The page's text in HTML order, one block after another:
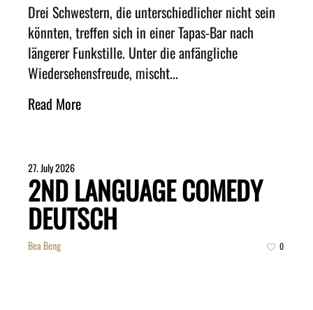
Drei Schwestern, die unterschiedlicher nicht sein
könnten, treffen sich in einer Tapas-Bar nach
längerer Funkstille. Unter die anfängliche
Wiedersehensfreude, mischt...
Read More
27. July 2026
2ND LANGUAGE COMEDY
DEUTSCH
Bea Beng 0